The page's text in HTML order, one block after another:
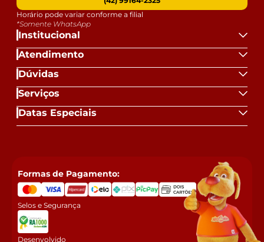
Institucional
Atendimento
Dúvidas
Serviços
Datas Especiais
Horário pode variar conforme a filial
*Somente WhatsApp
Formas de Pagamento:
Selos e Segurança
Desenvolvido